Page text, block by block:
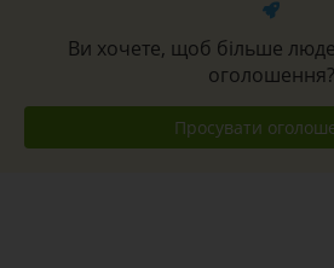
Ви хочете, щоб більше
оголошення?
Просувати